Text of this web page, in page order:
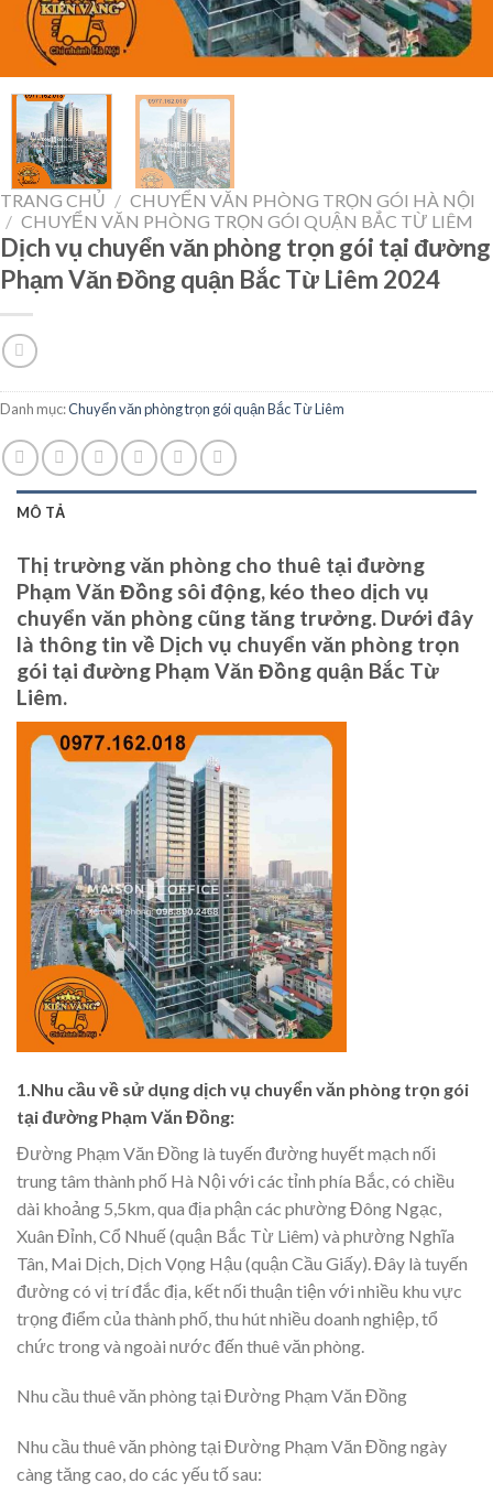
TRANG CHỦ / CHUYỂN VĂN PHÒNG TRỌN GÓI HÀ NỘI
/ CHUYỂN VĂN PHÒNG TRỌN GÓI QUẬN BẮC TỪ LIÊM
Dịch vụ chuyển văn phòng trọn gói tại đường
Phạm Văn Đồng quận Bắc Từ Liêm 2024
Danh mục:Chuyển văn phòng trọn gói quận Bắc Từ Liêm
MÔ TẢ
Thị trường văn phòng cho thuê tại đường
Phạm Văn Đồng sôi động, kéo theo dịch vụ
chuyển văn phòng cũng tăng trưởng. Dưới đây
là thông tin về Dịch vụ chuyển văn phòng trọn
gói tại đường Phạm Văn Đồng quận Bắc Từ
Liêm.
1.Nhu cầu về sử dụng dịch vụ chuyển văn phòng trọn gói
tại đường Phạm Văn Đồng:
Đường Phạm Văn Đồng là tuyến đường huyết mạch nối
trung tâm thành phố Hà Nội với các tỉnh phía Bắc, có chiều
dài khoảng 5,5km, qua địa phận các phường Đông Ngạc,
Xuân Đỉnh, Cổ Nhuế (quận Bắc Từ Liêm) và phường Nghĩa
Tân, Mai Dịch, Dịch Vọng Hậu (quận Cầu Giấy). Đây là tuyến
đường có vị trí đắc địa, kết nối thuận tiện với nhiều khu vực
trọng điểm của thành phố, thu hút nhiều doanh nghiệp, tổ
chức trong và ngoài nước đến thuê văn phòng.
Nhu cầu thuê văn phòng tại Đường Phạm Văn Đồng
Nhu cầu thuê văn phòng tại Đường Phạm Văn Đồng ngày
càng tăng cao, do các yếu tố sau: